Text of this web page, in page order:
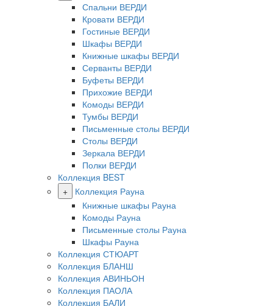
Спальни ВЕРДИ
Кровати ВЕРДИ
Гостиные ВЕРДИ
Шкафы ВЕРДИ
Книжные шкафы ВЕРДИ
Серванты ВЕРДИ
Буфеты ВЕРДИ
Прихожие ВЕРДИ
Комоды ВЕРДИ
Тумбы ВЕРДИ
Письменные столы ВЕРДИ
Столы ВЕРДИ
Зеркала ВЕРДИ
Полки ВЕРДИ
Коллекция BEST
+
Коллекция Рауна
Книжные шкафы Рауна
Комоды Рауна
Письменные столы Рауна
Шкафы Рауна
Коллекция СТЮАРТ
Коллекция БЛАНШ
Коллекция АВИНЬОН
Коллекция ПАОЛА
Коллекция БАЛИ